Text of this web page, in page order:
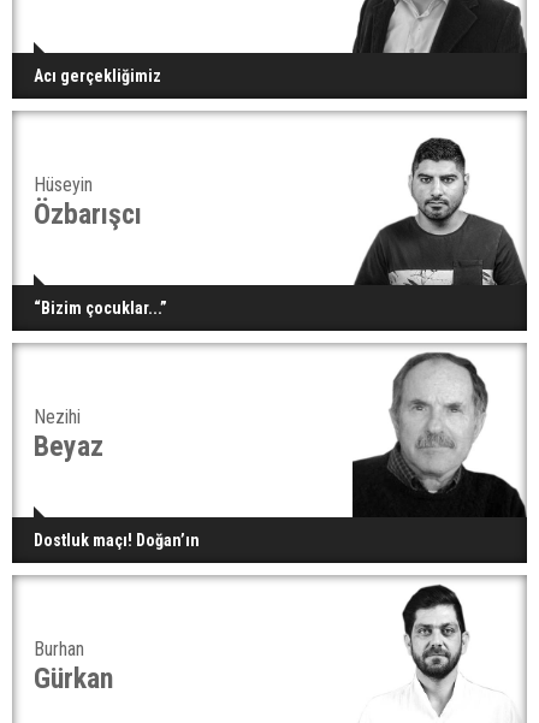
Acı gerçekliğimiz
Hüseyin
Özbarışcı
“Bizim çocuklar...”
Nezihi
Beyaz
Dostluk maçı! Doğan’ın
Burhan
Gürkan